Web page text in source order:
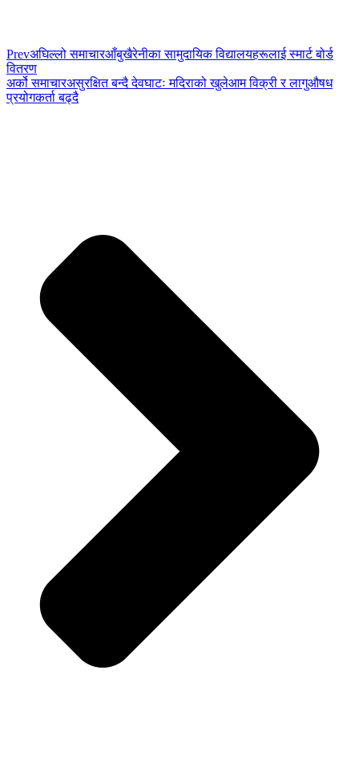
Prevअघिल्लो समाचारआँबुखैरेनीका सामुदायिक विद्यालयहरूलाई स्मार्ट बोर्ड
वितरण
अर्को समाचारअसुरक्षित बन्दै देवघाटः मदिराको खुलेआम विक्री र लागुऔषध
प्रयोगकर्ता बढ्दै